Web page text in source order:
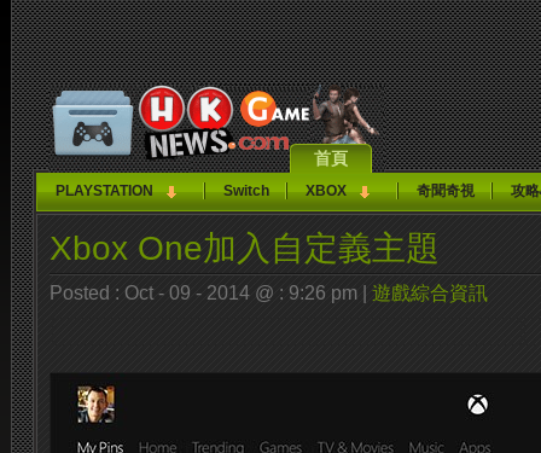
首頁
PLAYSTATION Switch XBOX 奇聞奇視 攻
Xbox One加入自定義主題
Posted : Oct - 09 - 2014 @ : 9:26 pm | 遊戲綜合資訊